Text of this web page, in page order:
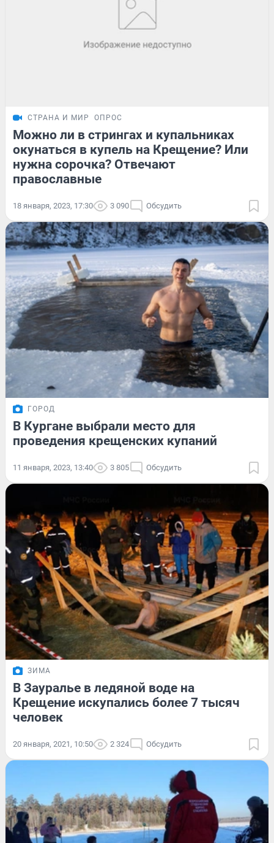
СТРАНА И МИР ОПРОС
Можно ли в стрингах и купальниках
окунаться в купель на Крещение? Или
нужна сорочка? Отвечают
православные
18 января, 2023, 17:30 3 090 Обсудить
ГОРОД
В Кургане выбрали место для
проведения крещенских купаний
11 января, 2023, 13:40 3 805 Обсудить
ЗИМА
В Зауралье в ледяной воде на
Крещение искупались более 7 тысяч
человек
20 января, 2021, 10:50 2 324 Обсудить